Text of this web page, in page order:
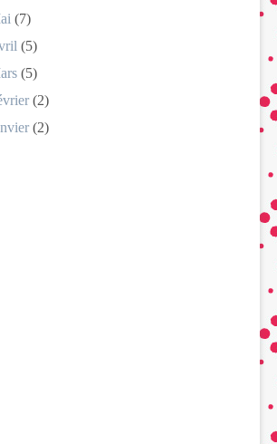
(7)
(5)
(5)
(2)
(2)